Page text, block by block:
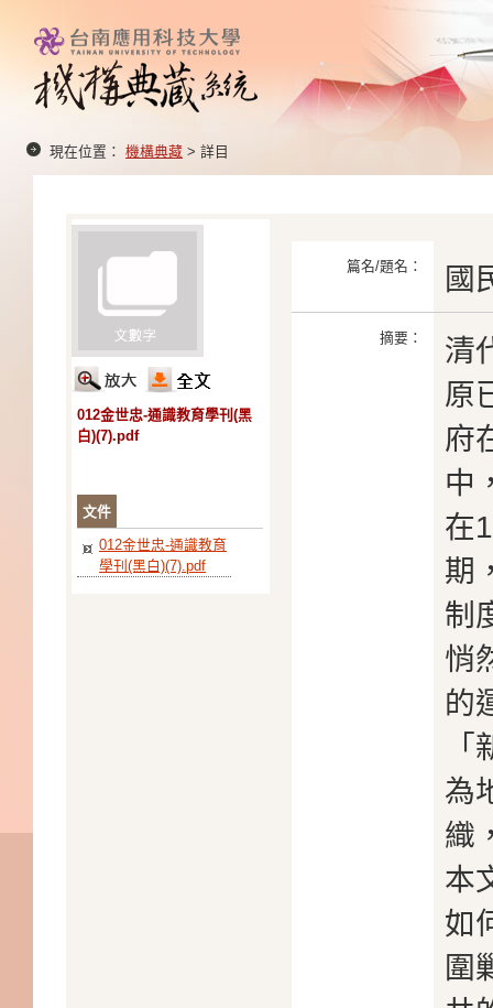
現在位置： 機構典藏 > 詳目
012金世忠-通識教育學刊(黑
白)(7).pdf
文件
012金世忠-通識教育
學刊(黑白)(7).pdf
篇名/題名： 國
摘要：
清
原
府
中
在
期
制
悄
的
為
織
本
如
圍